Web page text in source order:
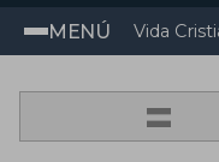
MENÚ Vida
=